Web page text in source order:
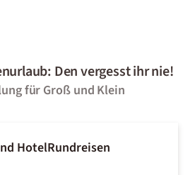
Den vergesst ihr nie!
für Groß und Klein
HotelRundreisen